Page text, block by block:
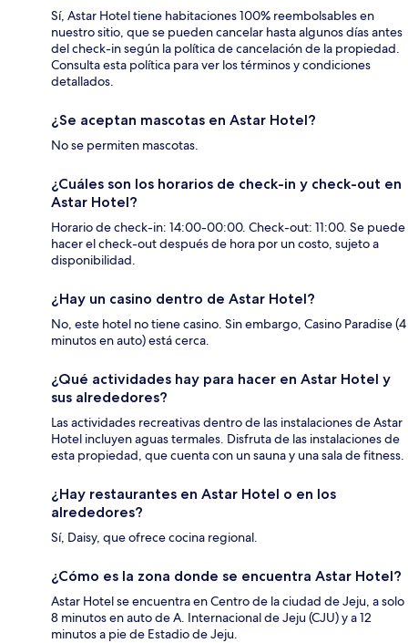
Sí, Astar Hotel tiene habitaciones 100% reembolsables en
nuestro sitio, que se pueden cancelar hasta algunos días antes
del check-in según la política de cancelación de la propiedad.
Consulta esta política para ver los términos y condiciones
detallados.
¿Se aceptan mascotas en Astar Hotel?
No se permiten mascotas.
¿Cuáles son los horarios de check-in y check-out en
Astar Hotel?
Horario de check-in: 14:00-00:00. Check-out: 11:00. Se puede
hacer el check-out después de hora por un costo, sujeto a
disponibilidad.
¿Hay un casino dentro de Astar Hotel?
No, este hotel no tiene casino. Sin embargo, Casino Paradise (4
minutos en auto) está cerca.
¿Qué actividades hay para hacer en Astar Hotel y
sus alrededores?
Las actividades recreativas dentro de las instalaciones de Astar
Hotel incluyen aguas termales. Disfruta de las instalaciones de
esta propiedad, que cuenta con un sauna y una sala de fitness.
¿Hay restaurantes en Astar Hotel o en los
alrededores?
Sí, Daisy, que ofrece cocina regional.
¿Cómo es la zona donde se encuentra Astar Hotel?
Astar Hotel se encuentra en Centro de la ciudad de Jeju, a solo
8 minutos en auto de A. Internacional de Jeju (CJU) y a 12
minutos a pie de Estadio de Jeju.